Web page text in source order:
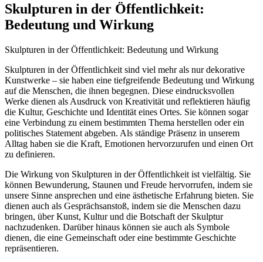
Skulpturen in der Öffentlichkeit:
Bedeutung und Wirkung
Skulpturen in der Öffentlichkeit: Bedeutung und Wirkung
Skulpturen in der Öffentlichkeit sind viel mehr als nur dekorative
Kunstwerke – sie haben eine tiefgreifende Bedeutung und Wirkung
auf die Menschen, die ihnen begegnen. Diese eindrucksvollen
Werke dienen als Ausdruck von Kreativität und reflektieren häufig
die Kultur, Geschichte und Identität eines Ortes. Sie können sogar
eine Verbindung zu einem bestimmten Thema herstellen oder ein
politisches Statement abgeben. Als ständige Präsenz in unserem
Alltag haben sie die Kraft, Emotionen hervorzurufen und einen Ort
zu definieren.
Die Wirkung von Skulpturen in der Öffentlichkeit ist vielfältig. Sie
können Bewunderung, Staunen und Freude hervorrufen, indem sie
unsere Sinne ansprechen und eine ästhetische Erfahrung bieten. Sie
dienen auch als Gesprächsanstoß, indem sie die Menschen dazu
bringen, über Kunst, Kultur und die Botschaft der Skulptur
nachzudenken. Darüber hinaus können sie auch als Symbole
dienen, die eine Gemeinschaft oder eine bestimmte Geschichte
repräsentieren.